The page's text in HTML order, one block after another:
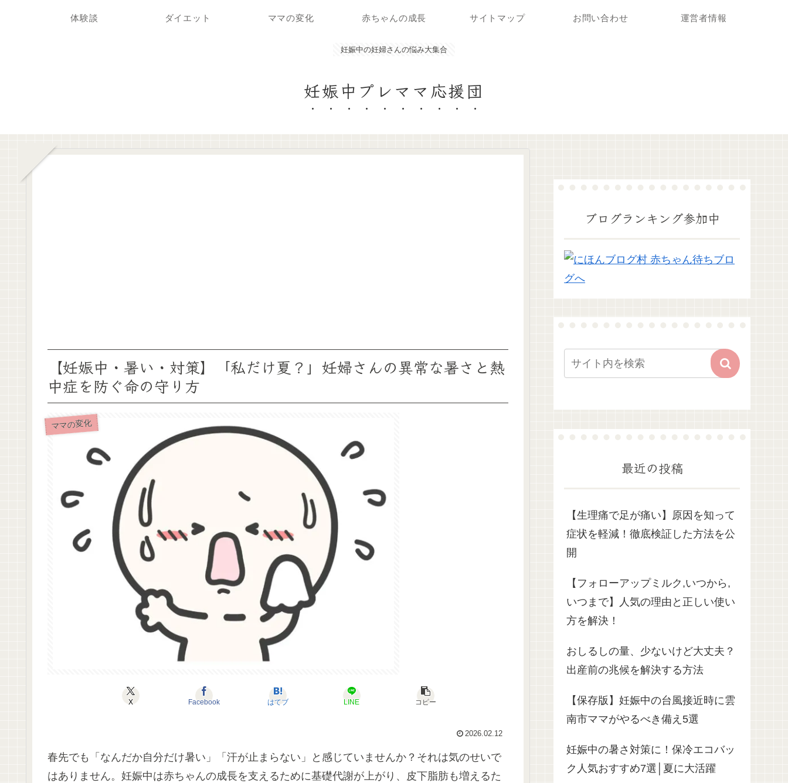
妊娠中の妊婦さんの悩み大集合
妊娠中プレママ応援団
体験談 ダイエット ママの変化 赤ちゃんの成長 サイトマップ お問い合わせ 運営者情報
【妊娠中・暑い・対策】「私だけ夏？」妊婦さんの異常な暑さと熱
中症を防ぐ命の守り方
ママの変化
X Facebook はてブ LINE コピー
2026.02.12
春先でも「なんだか自分だけ暑い」「汗が止まらない」と感じていませんか？それは気のせいで
はありません。妊娠中は赤ちゃんの成長を支えるために基礎代謝が上がり、皮下脂肪も増えるた
ブログランキング参加中
最近の投稿
【生理痛で足が痛い】原因を知って
症状を軽減！徹底検証した方法を公
開
【フォローアップミルク,いつから,
いつまで】人気の理由と正しい使い
方を解決！
おしるしの量、少ないけど大丈夫？
出産前の兆候を解決する方法
【保存版】妊娠中の台風接近時に雲
南市ママがやるべき備え5選
妊娠中の暑さ対策に！保冷エコバッ
ク人気おすすめ7選│夏に大活躍